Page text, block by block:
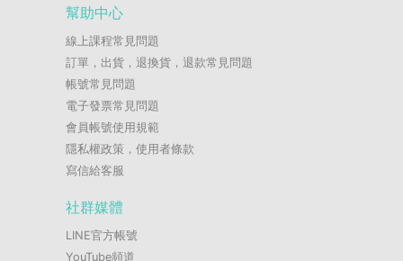
幫助中心
線上課程常見問題
訂單，出貨，退換貨，退款常見問題
帳號常見問題
電子發票常見問題
會員帳號使用規範
隱私權政策，使用者條款
寫信給客服
社群媒體
LINE官方帳號
YouTube頻道